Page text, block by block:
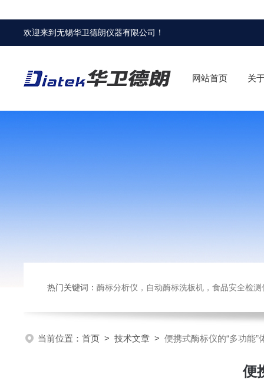
欢迎来到无锡华卫德朗仪器有限公司 ！
网站首页 关
热门关键词： 酶标分析仪，自动酶标洗板机，食品安全检测仪
当前位置： 首页 > 技术文章 > 便携式酶标仪的“多功能”
便